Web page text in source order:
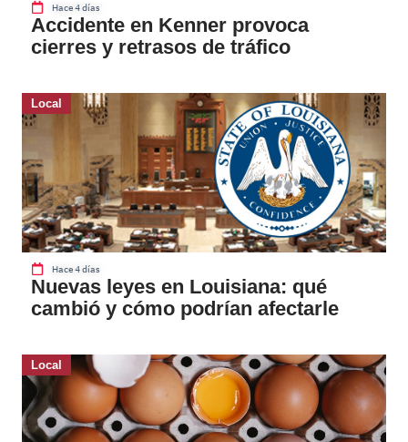
Hace 4 días
Accidente en Kenner provoca
cierres y retrasos de tráfico
Local
Hace 4 días
Nuevas leyes en Louisiana: qué
cambió y cómo podrían afectarle
Local